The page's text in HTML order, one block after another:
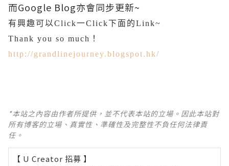
而Google Blog亦會同步更新~
有興趣可以Click一Click下面的Link~
Thank you so much！
http://grandlinejourney.blogspot.hk/
*本站之內容由作者所提供，並不代表本站的立場。因此本站對
所有博客的立場、真實性、準確性及完整性不負任何法律責
任。
【 U Creator 招募 】